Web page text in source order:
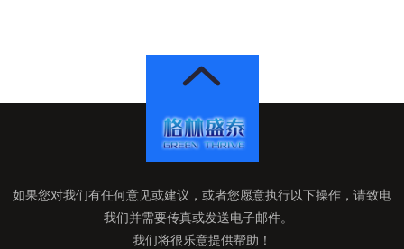
如果您对我们有任何意见或建议，或者您愿意执行以下操作，请致电
我们并需要传真或发送电子邮件。
我们将很乐意提供帮助！